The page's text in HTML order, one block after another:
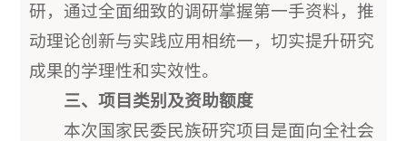
研，通过全面细致的调研掌握第一手资料，推
动理论创新与实践应用相统一，切实提升研究
成果的学理性和实效性。
三、项目类别及资助额度
本次国家民委民族研究项目是面向全社会